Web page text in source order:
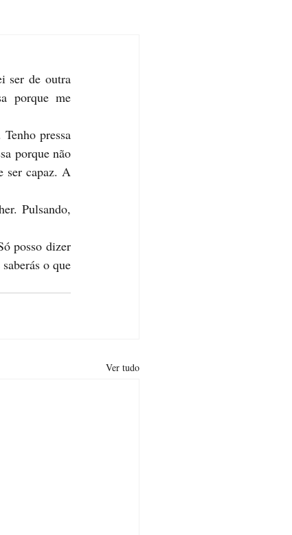
ser de outra
porque me
pressa
porque não
ser capaz. A
Pulsando,
posso dizer
o que
Ver tudo